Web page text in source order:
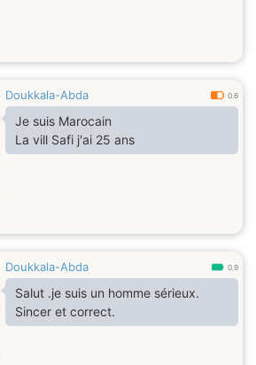
Doukkala-Abda 0.6
Je suis Marocain
La vill Safi j'ai 25 ans
Doukkala-Abda 0.9
Salut .je suis un homme sérieux.
Sincer et correct.